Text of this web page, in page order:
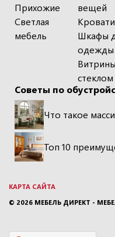
Прихожие
Светлая
мебель
вещей
Шкафы
одежды
стеклом
Советы по
Что такое
Топ 10
КАРТА САЙТА
© 2026 МЕБЕЛЬ ДИРЕКТ -